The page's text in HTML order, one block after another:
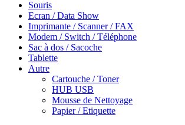
Souris
Ecran / Data Show
Imprimante / Scanner / FAX
Modem / Switch / Téléphone
Sac à dos / Sacoche
Tablette
Autre
Cartouche / Toner
HUB USB
Mousse de Nettoyage
Papier / Etiquette